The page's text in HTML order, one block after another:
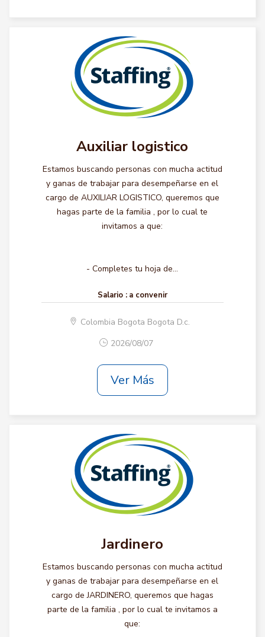
Auxiliar logistico
Estamos buscando personas con mucha actitud
y ganas de trabajar para desempeñarse en el
cargo de AUXILIAR LOGISTICO, queremos que
hagas parte de la familia , por lo cual te
invitamos a que:
- Completes tu hoja de...
Salario : a convenir
Colombia Bogota Bogota D.c.
2026/08/07
Ver Más
Jardinero
Estamos buscando personas con mucha actitud
y ganas de trabajar para desempeñarse en el
cargo de JARDINERO, queremos que hagas
parte de la familia , por lo cual te invitamos a
que: